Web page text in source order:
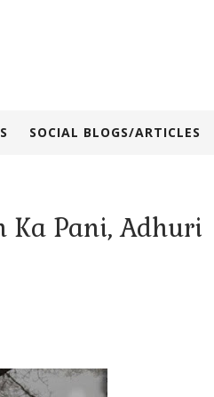
SOCIAL BLOGS/ARTICLES
Ka Pani, Adhuri